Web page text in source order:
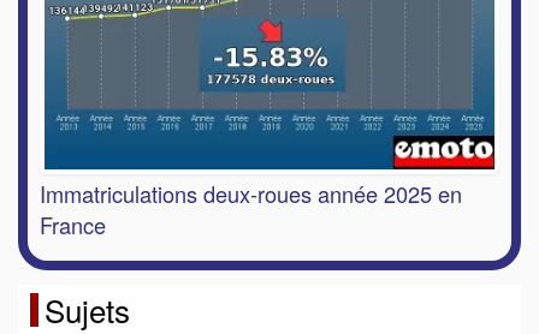
Immatriculations deux-roues année 2025 en
France
Sujets